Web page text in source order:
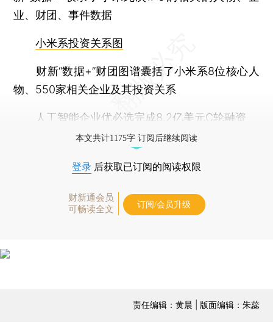
业、财团、事件数据
小米系投资关系图
财新“数据+”财团图谱囊括了小米系8位核心人
物、550家相关企业及其投资关系
人工智能企业优必选完成8.2亿美元C轮融资
本文共计1175字 订阅后继续阅读
登录 后获取已订阅的阅读权限
财新通会员
可畅读全文
订阅/会员升级
责任编辑：黄晨 | 版面编辑：朱蕊